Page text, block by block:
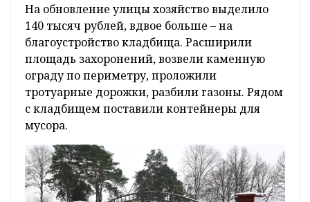
На обновление улицы хозяйство выделило
140 тысяч рублей, вдвое больше – на
благоустройство кладбища. Расширили
площадь захоронений, возвели каменную
ограду по периметру, проложили
тротуарные дорожки, разбили газоны. Рядом
с кладбищем поставили контейнеры для
мусора.